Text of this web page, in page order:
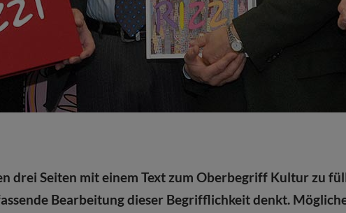
drei Seiten mit einem Text zum Oberbegriff Kultur zu
Bearbeitung dieser Begrifflichkeit denkt.